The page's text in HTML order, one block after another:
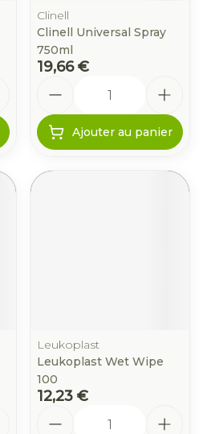
Clinell
Clinell Universal Spray
750ml
19,66 €
Ajouter au panier
Leukoplast
Leukoplast Wet Wipe
100
12,23 €